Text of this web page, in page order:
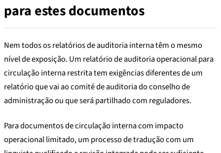
para estes documentos
Nem todos os relatórios de auditoria interna têm o mesmo
nível de exposição. Um relatório de auditoria operacional para
circulação interna restrita tem exigências diferentes de um
relatório que vai ao comité de auditoria do conselho de
administração ou que será partilhado com reguladores.
Para documentos de circulação interna com impacto
operacional limitado, um processo de tradução com um